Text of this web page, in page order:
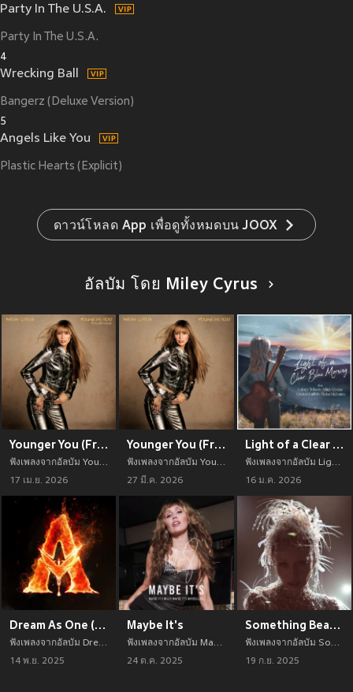
Party In The U.S.A.
Party In The U.S.A.
4
Wrecking Ball
Bangerz (Deluxe Version)
5
Angels Like You
Plastic Hearts (Explicit)
ดาวน์โหลด App เพื่อดูทั้งหมดบน JOOX
อัลบัม โดย Miley Cyrus
Younger You (From the "Hannah Montana 20th Anniversary Special")
ฟังเพลงจากอัลบัม Younger You (From the "Hannah Montana 20th Anniversary Special") เพลงใหม่จาก อัพเดทเพลงใหม่ล่าสุดก่อนใคร ตลอดปี 2021
17 เม.ย. 2026
Younger You (From the "Hannah Montana 20th Anniversary Special")
ฟังเพลงจากอัลบัม Younger You (From the "Hannah Montana 20th Anniversary Special") เพลงใหม่จาก อัพเดทเพลงใหม่ล่าสุดก่อนใคร ตลอดปี 2021
27 มี.ค. 2026
Light of a Clear Blue Morning
ฟังเพลงจากอัลบัม Light of a Clear Blue Morning เพลงใหม่จาก อัพเดทเพลงใหม่ล่าสุดก่อนใคร ตลอดปี 2021
16 ม.ค. 2026
Dream As One (from Avatar: Fire and Ash)
ฟังเพลงจากอัลบัม Dream As One (from Avatar: Fire and Ash) เพลงใหม่จาก อัพเดทเพลงใหม่ล่าสุดก่อนใคร ตลอดปี 2021
14 พ.ย. 2025
Maybe It's
ฟังเพลงจากอัลบัม Maybe It's เพลงใหม่จาก อัพเดทเพลงใหม่ล่าสุดก่อนใคร ตลอดปี 2021
24 ต.ค. 2025
Something Beautiful (Deluxe)
ฟังเพลงจากอัลบัม Something Beautiful (Deluxe) เพลงใหม่จาก อัพเดทเพลงใหม่ล่าสุดก่อนใคร ตลอดปี 2021
19 ก.ย. 2025